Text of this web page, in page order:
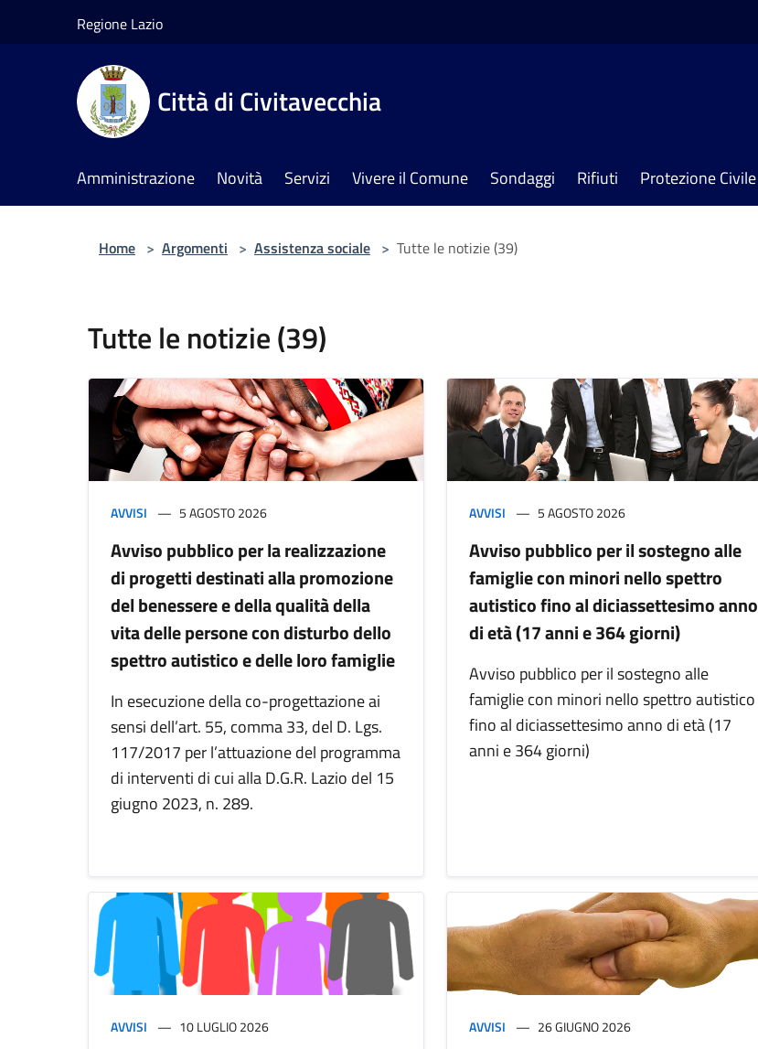
Regione Lazio
Città di Civitavecchia
Amministrazione Novità Servizi Vivere il Comune Sondaggi Rifiuti Protezione Civile
Home > Argomenti > Assistenza sociale > Tutte le notizie (39)
Tutte le notizie (39)
AVVISI 5 AGOSTO 2026
Avviso pubblico per la realizzazione
di progetti destinati alla promozione
del benessere e della qualità della
vita delle persone con disturbo dello
spettro autistico e delle loro famiglie
In esecuzione della co-progettazione ai
sensi dell’art. 55, comma 33, del D. Lgs.
117/2017 per l’attuazione del programma
di interventi di cui alla D.G.R. Lazio del 15
giugno 2023, n. 289.
AVVISI 5 AGOSTO 2026
Avviso pubblico per il sostegno alle
famiglie con minori nello spettro
autistico fino al diciassettesimo anno
di età (17 anni e 364 giorni)
Avviso pubblico per il sostegno alle
famiglie con minori nello spettro autistico
fino al diciassettesimo anno di età (17
anni e 364 giorni)
AVVISI 10 LUGLIO 2026 AVVISI 26 GIUGNO 2026